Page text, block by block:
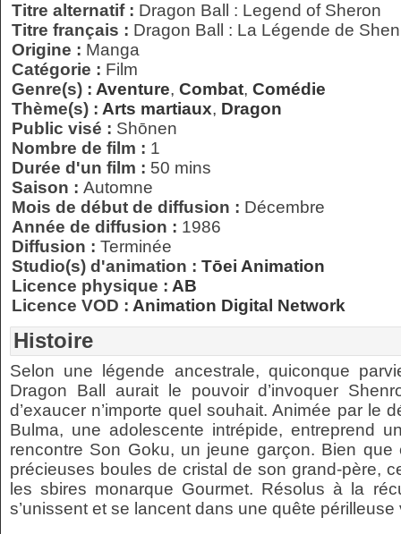
Titre alternatif : Dragon Ball : Legend of Sheron
Titre français : Dragon Ball : La Légende de
Origine : Manga
Catégorie : Film
Genre(s) : Aventure, Combat, Comédie
Thème(s) : Arts martiaux, Dragon
Public visé : Shōnen
Nombre de film : 1
Durée d'un film : 50 mins
Saison : Automne
Mois de début de diffusion : Décembre
Année de diffusion : 1986
Diffusion : Terminée
Studio(s) d'animation : Tōei Animation
Licence physique : AB
Licence VOD : Animation Digital Network
Histoire
Selon une légende ancestrale, quiconque
Dragon Ball aurait le pouvoir d’invoquer
d’exaucer n’importe quel souhait. Animée par le
Bulma, une adolescente intrépide, entreprend
rencontre Son Goku, un jeune garçon. Bien que
précieuses boules de cristal de son grand-père,
les sbires monarque Gourmet. Résolus à la
s’unissent et se lancent dans une quête